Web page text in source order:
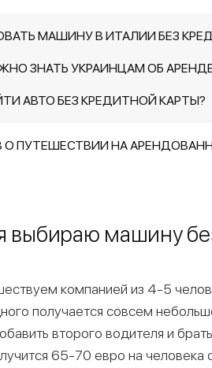
МАШИНУ В ИТАЛИИ БЕЗ
ЗНАТЬ УКРАИНЦАМ ОБ
АВТО БЕЗ КРЕДИТНОЙ КАРТЫ?
ПУТЕШЕСТВИИ НА
выбираю машину
компанией из 4-5
получается совсем
второго водителя и
65-70 евро на человека